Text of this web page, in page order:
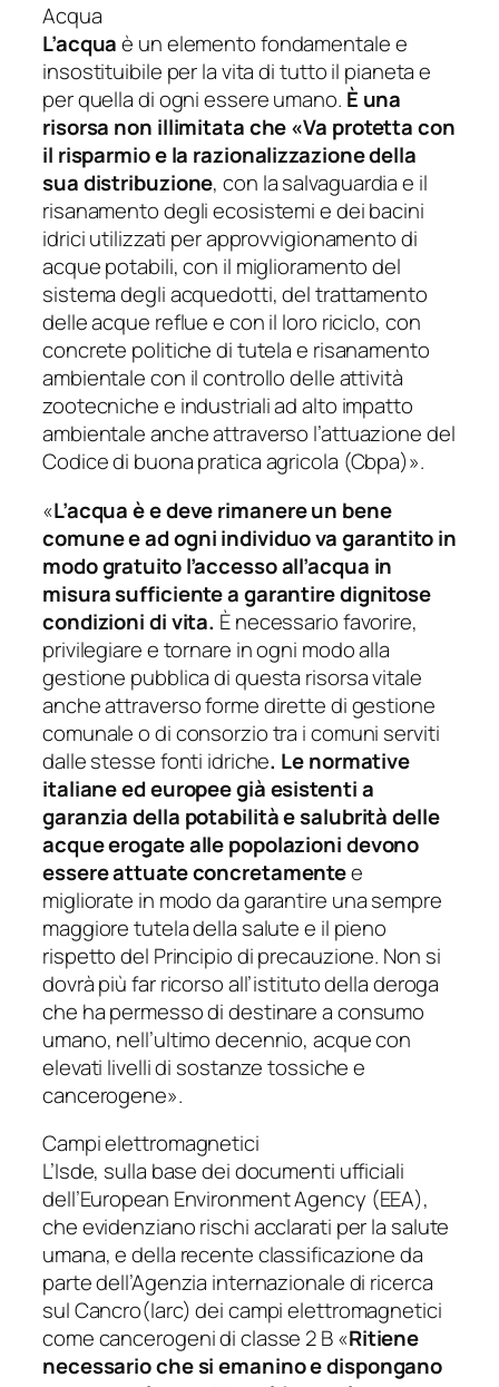
Acqua
L’acquaè un elemento fondamentale e
insostituibile per la vita di tutto il pianeta e
per quella di ogni essere umano. È una
risorsa non illimitata che«Va protetta con
il risparmio e la razionalizzazione della
sua distribuzione, con la salvaguardia e il
risanamento degli ecosistemi e dei bacini
idrici utilizzati per approvvigionamento di
acque potabili, con il miglioramento del
sistema degli acquedotti, del trattamento
delle acque reflue e con il loro riciclo, con
concrete politiche di tutela e risanamento
ambientale con il controllo delle attività
zootecniche e industriali ad alto impatto
ambientale anche attraverso l’attuazione del
Codice di buona pratica agricola (Cbpa)».
«L’acqua è e deve rimanere un bene
comune e ad ogni individuo va garantito in
modo gratuito l’accesso all’acqua in
misura sufficiente a garantire dignitose
condizioni di vita. È necessario favorire,
privilegiare e tornare in ogni modo alla
gestione pubblica di questa risorsa vitale
anche attraverso forme dirette di gestione
comunale o di consorzio tra i comuni serviti
dalle stesse fonti idriche. Lenormative
italiane ed europee già esistenti a
garanzia della potabilità e salubrità delle
acque erogate alle popolazioni devono
essere attuate concretamentee
migliorate in modo da garantire una sempre
maggiore tutela della salute e il pieno
rispetto del Principio di precauzione. Non si
dovrà più far ricorso all’istituto della deroga
che ha permesso di destinare a consumo
umano, nell’ultimo decennio, acque con
elevati livelli di sostanze tossiche e
cancerogene».
Campi elettromagnetici
L’Isde, sulla base dei documenti ufficiali
dell’European Environment Agency (EEA),
che evidenziano rischi acclarati per la salute
umana, e della recente classificazione da
parte dell’Agenzia internazionale di ricerca
sul Cancro(Iarc) dei campi elettromagnetici
come cancerogeni di classe 2 B«Ritiene
necessario che si emanino e dispongano